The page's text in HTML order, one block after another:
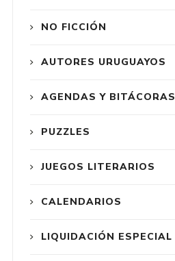
NO FICCIÓN
AUTORES URUGUAYOS
AGENDAS Y BITÁCORAS
PUZZLES
JUEGOS LITERARIOS
CALENDARIOS
LIQUIDACIÓN ESPECIAL